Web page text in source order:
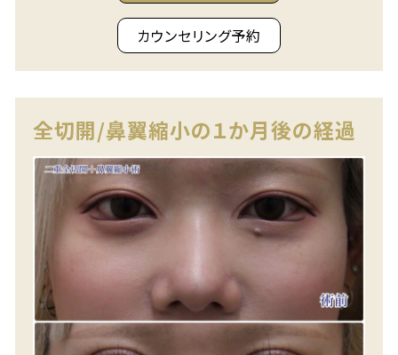
カウンセリング予約
全切開/鼻翼縮小の１か月後の経過